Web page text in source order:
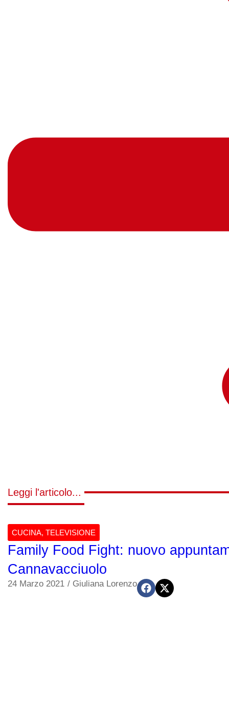
Leggi l'articolo...
CUCINA, TELEVISIONE
Family Food Fight: nuovo
Cannavacciuolo
24 Marzo 2021 / Giuliana Lorenzo